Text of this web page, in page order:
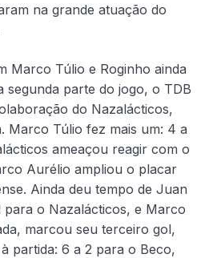
na grande atuação do
Marco Túlio e Roginho ainda
segunda parte do jogo, o TDB
do Nazalácticos,
Marco Túlio fez mais um: 4 a
ameaçou reagir com o
Aurélio ampliou o placar
Ainda deu tempo de Juan
o Nazalácticos, e Marco
marcou seu terceiro gol,
partida: 6 a 2 para o Beco,